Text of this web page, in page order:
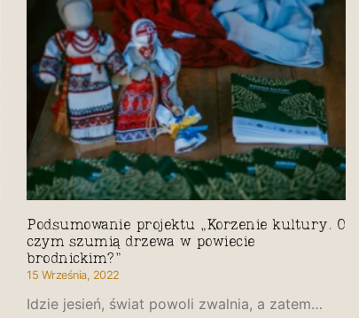
Podsumowanie projektu „Korzenie kultury. O
czym szumią drzewa w powiecie
brodnickim?”
15 Września, 2022
Idzie jesień, świat powoli zwalnia, a zatem…